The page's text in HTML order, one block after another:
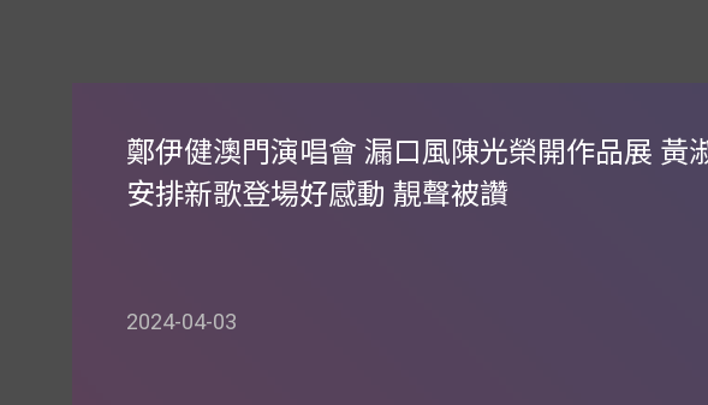
鄭伊健澳門演唱會 漏口風陳光榮開作品展 黃
安排新歌登場好感動 靚聲被讚
2024-04-03